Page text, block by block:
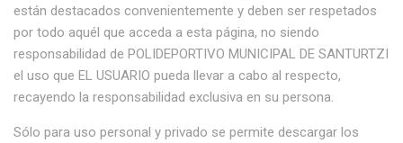
están destacados convenientemente y deben ser respetados
por todo aquél que acceda a esta página, no siendo
responsabilidad de POLIDEPORTIVO MUNICIPAL DE SANTURTZI
el uso que EL USUARIO pueda llevar a cabo al respecto,
recayendo la responsabilidad exclusiva en su persona.
Sólo para uso personal y privado se permite descargar los